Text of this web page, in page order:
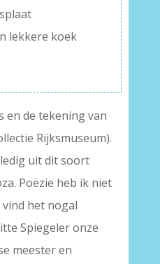
lekkere koek
en de tekening van
Rijksmuseum).
uit dit soort
Poëzie heb ik niet
het nogal
Spiegeler onze
meester en